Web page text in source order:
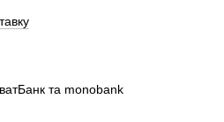
та monobank